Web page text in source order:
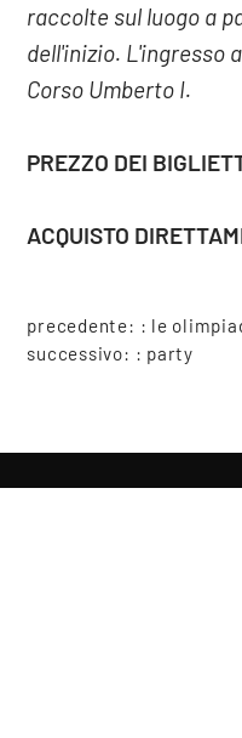
raccolte sul luogo a
dell'inizio. L'ingresso
Corso Umberto I.
PREZZO DEI
ACQUISTO
precedente: : le
successivo: : party